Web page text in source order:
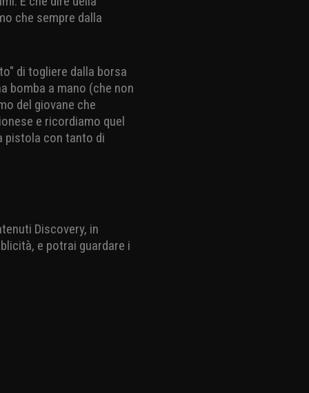
che sempre dalla
di togliere dalla borsa
bomba a mano (che non
del giovane che
e ricordiamo quel
pistola con tanto di
Discovery, in
e potrai guardare i